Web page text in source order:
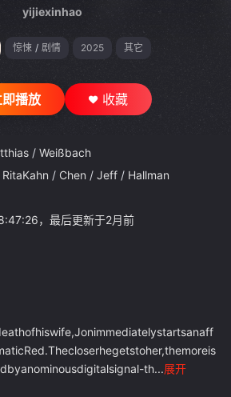
yijiexinhao
惊悚 / 剧情 2025 其它
即播放 收藏
/ Weißbach
RitaKahn / Chen / Jeff / Hallman
，最后更新于2月前
th...展开